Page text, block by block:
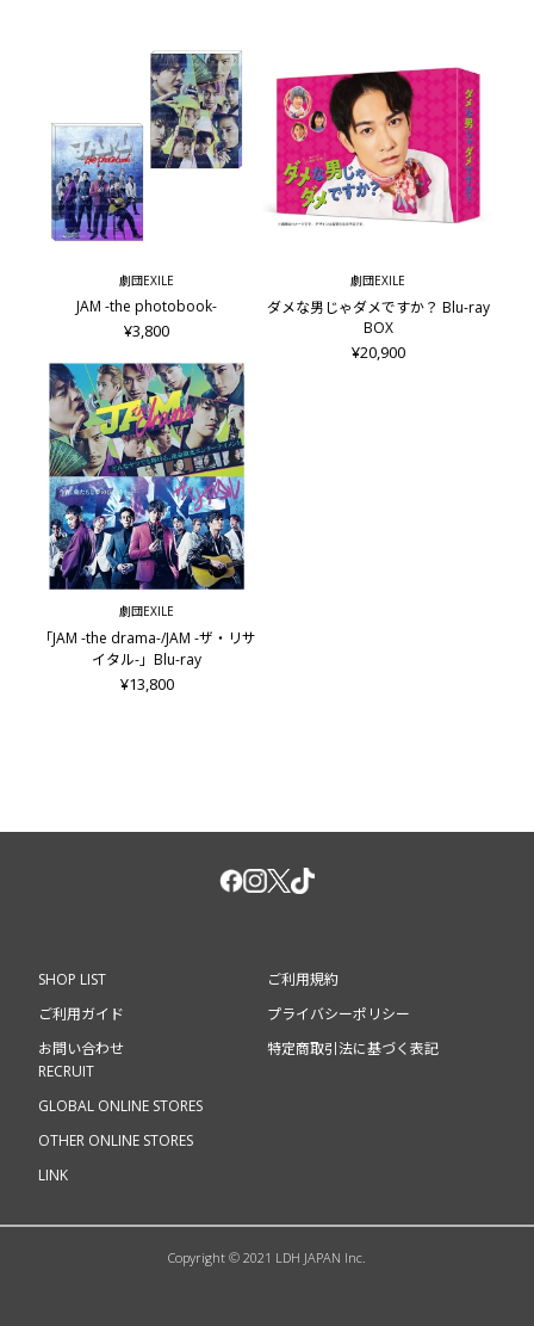
【出演】 染谷将太 町田啓太 伊藤沙莉 塚地武雅 岡山天
音 高岸宏行 細田善彦 上川周作 ／ 西野七瀬 工藤阿須
加 じろう 奥野瑛太 ／ 尾美としのり 杉本哲太 松田龍
平 ほか
【演出】 松田礼人(TBSスパークル)
【制作統括】 樋口俊一 加藤章一(TBSスパークル)
【プロデューサー】 塩村香里（TBSスパークル）
発行・販売元：NHKエンタープライズ
©2023 NHK・TBSスパークル
劇団EXILE
JAM -the photobook-
¥3,800
劇団EXILE
ダメな男じゃダメですか？ Blu-ray
BOX
¥20,900
劇団EXILE
「JAM -the drama-/JAM -ザ・リサ
イタル-」Blu-ray
¥13,800
SHOP LIST
ご利用ガイド
お問い合わせ
ご利用規約
プライバシーポリシー
特定商取引法に基づく表記
RECRUIT
GLOBAL ONLINE STORES
OTHER ONLINE STORES
LINK
Copyright © 2021 LDH JAPAN Inc.